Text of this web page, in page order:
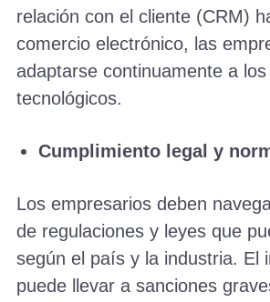
relación con el cliente (CRM)
comercio electrónico, las
adaptarse continuamente a
tecnológicos.
Cumplimiento legal y
Los empresarios deben
de regulaciones y leyes que
según el país y la industria. El
puede llevar a sanciones